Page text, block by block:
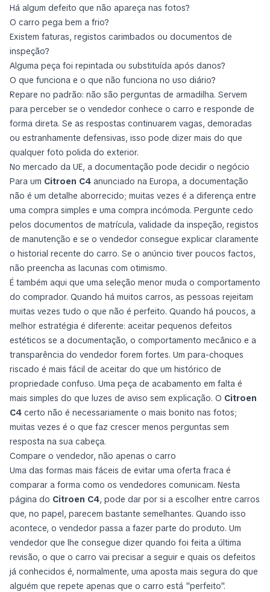
Há algum defeito que não apareça nas fotos?
O carro pega bem a frio?
Existem faturas, registos carimbados ou documentos de
inspeção?
Alguma peça foi repintada ou substituída após danos?
O que funciona e o que não funciona no uso diário?
Repare no padrão: não são perguntas de armadilha. Servem
para perceber se o vendedor conhece o carro e responde de
forma direta. Se as respostas continuarem vagas, demoradas
ou estranhamente defensivas, isso pode dizer mais do que
qualquer foto polida do exterior.
No mercado da UE, a documentação pode decidir o negócio
Para um Citroen C4 anunciado na Europa, a documentação
não é um detalhe aborrecido; muitas vezes é a diferença entre
uma compra simples e uma compra incómoda. Pergunte cedo
pelos documentos de matrícula, validade da inspeção, registos
de manutenção e se o vendedor consegue explicar claramente
o historial recente do carro. Se o anúncio tiver poucos factos,
não preencha as lacunas com otimismo.
É também aqui que uma seleção menor muda o comportamento
do comprador. Quando há muitos carros, as pessoas rejeitam
muitas vezes tudo o que não é perfeito. Quando há poucos, a
melhor estratégia é diferente: aceitar pequenos defeitos
estéticos se a documentação, o comportamento mecânico e a
transparência do vendedor forem fortes. Um para-choques
riscado é mais fácil de aceitar do que um histórico de
propriedade confuso. Uma peça de acabamento em falta é
mais simples do que luzes de aviso sem explicação. O Citroen
C4 certo não é necessariamente o mais bonito nas fotos;
muitas vezes é o que faz crescer menos perguntas sem
resposta na sua cabeça.
Compare o vendedor, não apenas o carro
Uma das formas mais fáceis de evitar uma oferta fraca é
comparar a forma como os vendedores comunicam. Nesta
página do Citroen C4, pode dar por si a escolher entre carros
que, no papel, parecem bastante semelhantes. Quando isso
acontece, o vendedor passa a fazer parte do produto. Um
vendedor que lhe consegue dizer quando foi feita a última
revisão, o que o carro vai precisar a seguir e quais os defeitos
já conhecidos é, normalmente, uma aposta mais segura do que
alguém que repete apenas que o carro está "perfeito".